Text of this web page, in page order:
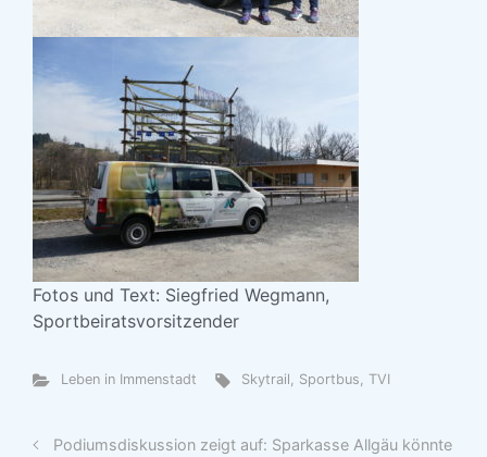
Fotos und Text: Siegfried Wegmann,
Sportbeiratsvorsitzender
Leben in Immenstadt Skytrail, Sportbus,TVI
Podiumsdiskussion zeigt auf: Sparkasse Allgäu könnte